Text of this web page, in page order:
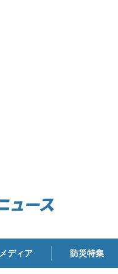
メディア 防災特集